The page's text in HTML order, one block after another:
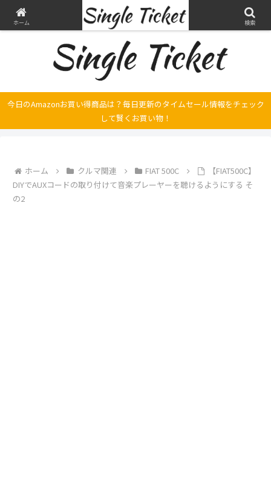
ヤマハ SRX250とFilano115、スバル エクシーガの整備・修理そして旅の記録
今日のAmazonお買い得商品は？毎日更新のタイムセール情報をチェック
して賢くお買い物！
ホーム クルマ関連 FIAT 500C
【FIAT500C】
DIYでAUXコードの取り付けて音楽プレーヤーを聴けるようにする そ
の2
ホーム 検索